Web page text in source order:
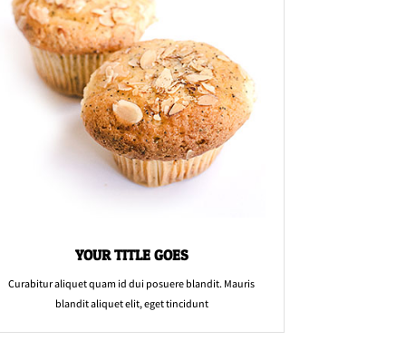
YOUR TITLE GOES
Curabitur aliquet quam id dui posuere blandit. Mauris
blandit aliquet elit, eget tincidunt